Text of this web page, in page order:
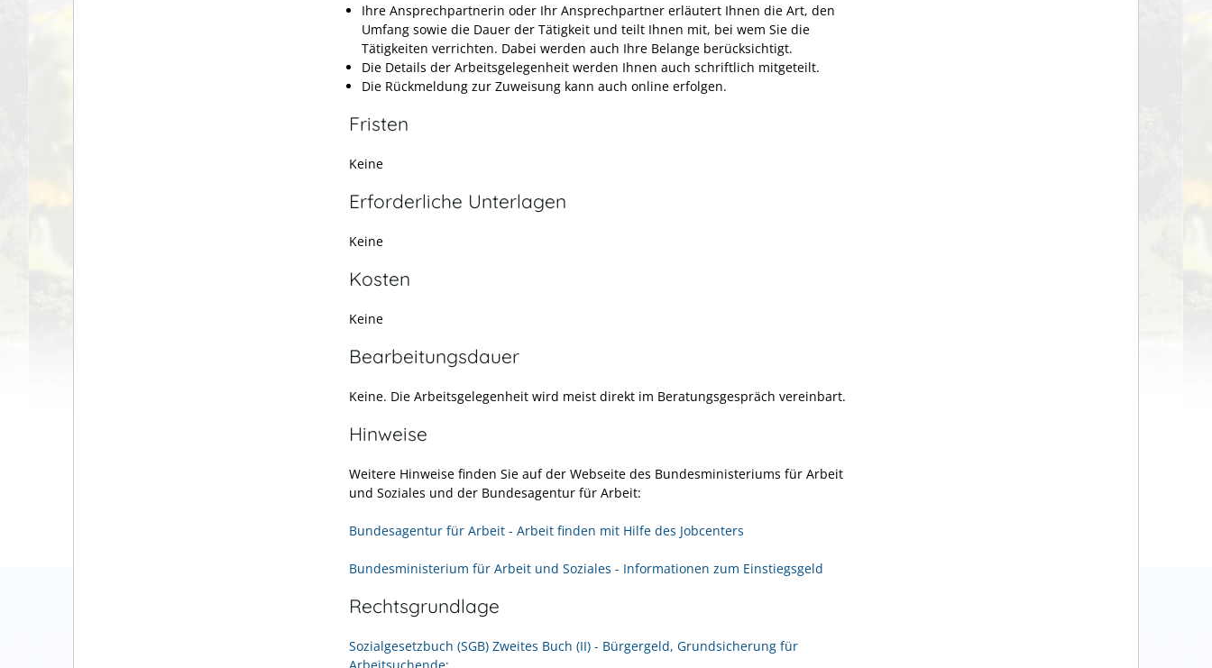
Ihre Ansprechpartnerin oder Ihr Ansprechpartner erläutert Ihnen die Art, den
Umfang sowie die Dauer der Tätigkeit und teilt Ihnen mit, bei wem Sie die
Tätigkeiten verrichten. Dabei werden auch Ihre Belange berücksichtigt.
Die Details der Arbeitsgelegenheit werden Ihnen auch schriftlich mitgeteilt.
Die Rückmeldung zur Zuweisung kann auch online erfolgen.
Fristen
Keine
Erforderliche Unterlagen
Keine
Kosten
Keine
Bearbeitungsdauer
Keine. Die Arbeitsgelegenheit wird meist direkt im Beratungsgespräch vereinbart.
Hinweise
Weitere Hinweise finden Sie auf der Webseite des Bundesministeriums für Arbeit
und Soziales und der Bundesagentur für Arbeit:
Bundesagentur für Arbeit - Arbeit finden mit Hilfe des Jobcenters
Bundesministerium für Arbeit und Soziales - Informationen zum Einstiegsgeld
Rechtsgrundlage
Sozialgesetzbuch (SGB) Zweites Buch (II) - Bürgergeld, Grundsicherung für